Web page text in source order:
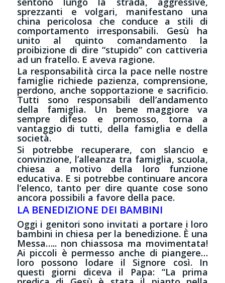
sprezzanti e volgari, manifestano una
china pericolosa che conduce a stili di
comportamento irresponsabili. Gesù ha
unito al quinto comandamento la
proibizione di dire “stupido” con cattiveria
ad un fratello. E aveva ragione.
La responsabilità circa la pace nelle nostre
famiglie richiede pazienza, comprensione,
perdono, anche sopportazione e sacrificio.
Tutti sono responsabili dell’andamento
della famiglia. Un bene maggiore va
sempre difeso e promosso, torna a
vantaggio di tutti, della famiglia e della
società.
Si potrebbe recuperare, con slancio e
convinzione, l’alleanza tra famiglia, scuola,
chiesa a motivo della loro funzione
educativa. E si potrebbe continuare ancora
l’elenco, tanto per dire quante cose sono
ancora possibili a favore della pace.
LA BENEDIZIONE DEI BAMBINI
Oggi i genitori sono invitati a portare i loro
bambini in chiesa per la benedizione. È una
Messa….. non chiassosa ma movimentata!
Ai piccoli è permesso anche di piangere…
loro possono lodare il Signore così. In
questi giorni diceva il Papa: “La prima